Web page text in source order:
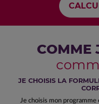
COMME
JE CHOISIS LA
Je choisis mon programme